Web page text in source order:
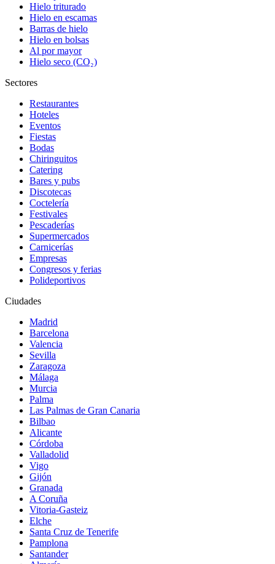
Hielo triturado
Hielo en escamas
Barras de hielo
Hielo en bolsas
Al por mayor
Hielo seco (CO₂)
Sectores
Restaurantes
Hoteles
Eventos
Fiestas
Bodas
Chiringuitos
Catering
Bares y pubs
Discotecas
Coctelería
Festivales
Pescaderías
Supermercados
Carnicerías
Empresas
Congresos y ferias
Polideportivos
Ciudades
Madrid
Barcelona
Valencia
Sevilla
Zaragoza
Málaga
Murcia
Palma
Las Palmas de Gran Canaria
Bilbao
Alicante
Córdoba
Valladolid
Vigo
Gijón
Granada
A Coruña
Vitoria-Gasteiz
Elche
Santa Cruz de Tenerife
Pamplona
Santander